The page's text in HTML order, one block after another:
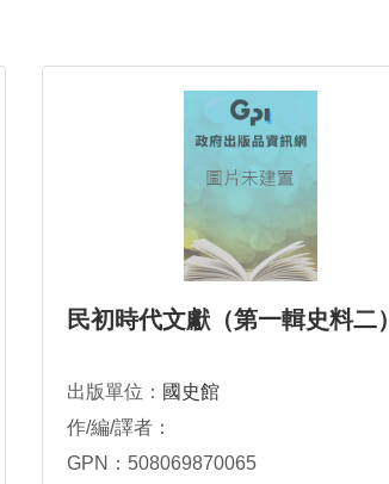
民初時代文獻（第一輯史料二）
出版單位： 國史館
作/編/譯者：
GPN：508069870065